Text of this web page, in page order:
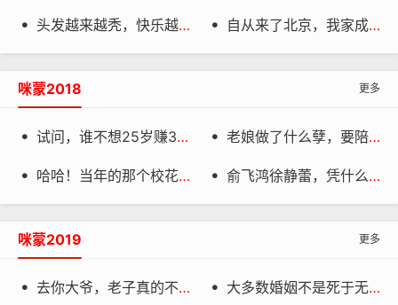
 头发越来越秃，快乐越来越少  自从来了北京，我家成了亲戚驻京办事处
咪蒙2018 更多
 试问，谁不想25岁赚3亿美元啊！  老娘做了什么孽，要陪孩子写作业！
 哈哈！当年的那个校花，已经胖成了大妈！  俞飞鸿徐静蕾，凭什么40岁还能美成18岁！
咪蒙2019 更多
 去你大爷，老子真的不想加班了！  大多数婚姻不是死于无性，而是死于无话